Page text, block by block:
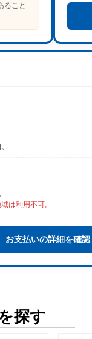
ること
は利用不可。
お支払いの詳細を確認
探す